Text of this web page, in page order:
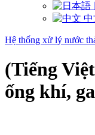
中
Hệ thống xử lý nước
(Tiếng
ống khí,